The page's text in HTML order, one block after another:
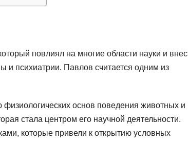
повлиял на многие области науки и внес
и психиатрии. Павлов считается одним из
основ поведения животных и
стала центром его научной деятельности.
которые привели к открытию условных